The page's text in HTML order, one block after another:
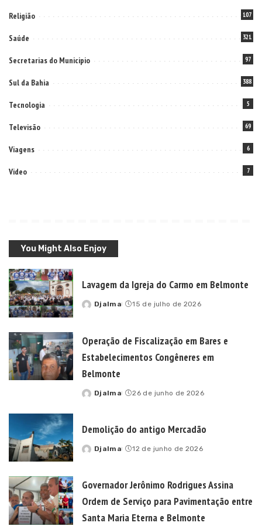
Religião 107
Saúde 321
Secretarias do Municipio 97
Sul da Bahia 388
Tecnologia 5
Televisão 69
Viagens 6
Video 7
You Might Also Enjoy
Lavagem da Igreja do Carmo em Belmonte
Posted
Djalma 15 de julho de 2026
Operação de Fiscalização em Bares e
Estabelecimentos Congêneres em
Belmonte
Posted
Djalma 26 de junho de 2026
Demolição do antigo Mercadão
Posted
Djalma 12 de junho de 2026
Governador Jerônimo Rodrigues Assina
Ordem de Serviço para Pavimentação entre
Santa Maria Eterna e Belmonte